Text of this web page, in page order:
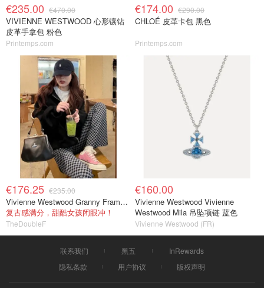
€235.00 €470.00
VIVIENNE WESTWOOD 心形镶钻
皮革手拿包 粉色
Printemps.com
€174.00 €290.00
CHLOÉ 皮革卡包 黑色
Printemps.com
€176.25 €235.00
Vivienne Westwood Granny Frame Bag 黑色PU
复古感满分，甜酷女孩闭眼冲！
TheDoubleF
€160.00
Vivienne Westwood Vivienne
Westwood Mila 吊坠项链 蓝色
Vivienne Westwood (FR)
联系我们 黑五
InRewards
隐私条款
用户协议 版权声明